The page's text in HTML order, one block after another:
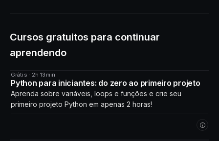
Cursos gratuitos para continuar
aprendendo
CURSO
Grátis · 2h 13min
Python para iniciantes: do zero ao primeiro projeto
Aprenda sobre variáveis, loops e funções e crie seu
primeiro projeto Python em apenas 2 horas!